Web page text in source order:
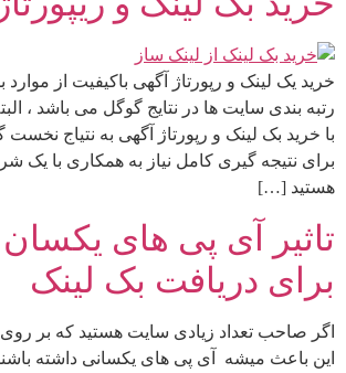
خرید یک لینک و رپورتاژ آگهی باکیفیت از موارد
رتبه بندی سایت ها در نتایج گوگل می باشد ،
با خرید بک لینک و رپورتاژ آگهی به نتیاج
برای نتیجه گیری کامل نیاز به همکاری با یک
هستید […]
تاثیر آی پی های
برای دریافت بک لینک
اگر صاحب تعداد زیادی سایت هستید که بر
این باعث میشه آی پی های یکسانی داشته